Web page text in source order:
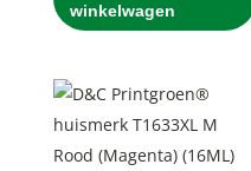
winkelwagen